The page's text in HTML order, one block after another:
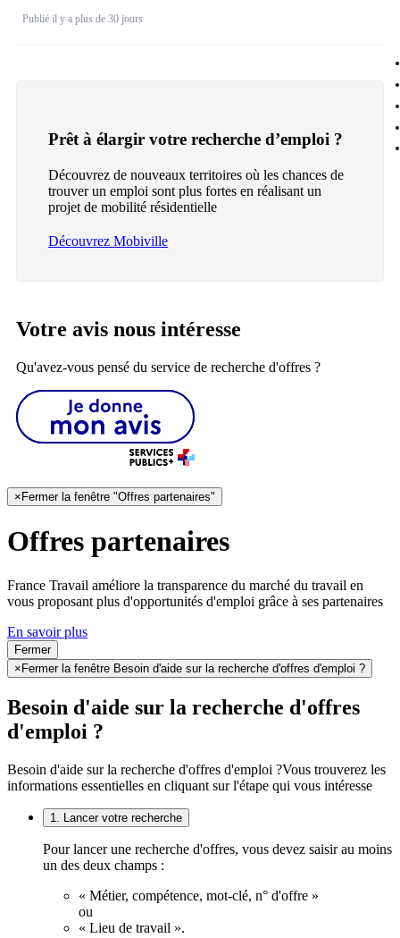
Publié il y a plus de 30 jours
Prêt à élargir votre recherche d’emploi ?
Découvrez de nouveaux territoires où les chances de
trouver un emploi sont plus fortes en réalisant un
projet de mobilité résidentielle
Découvrez Mobiville
Votre avis nous intéresse
Qu'avez-vous pensé du service de recherche d'offres ?
× Fermer la fenêtre "Offres partenaires"
Offres partenaires
France Travail améliore la transparence du marché du travail en
vous proposant plus d'opportunités d'emploi grâce à ses partenaires
En savoir plus
Fermer
×Fermer la fenêtre Besoin d'aide sur la recherche d'offres d'emploi ?
Besoin d'aide sur la recherche d'offres
d'emploi ?
Besoin d'aide sur la recherche d'offres d'emploi ?Vous trouverez les
informations essentielles en cliquant sur l'étape qui vous intéresse
1. Lancer votre recherche
Pour lancer une recherche d'offres, vous devez saisir au moins
un des deux champs :
« Métier, compétence, mot-clé, n° d'offre »
ou
« Lieu de travail ».